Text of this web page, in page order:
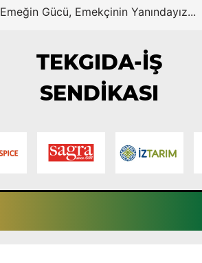
Emeğin Gücü, Emekçinin Yanındayız...
TEKGIDA-İŞ
SENDİKASI